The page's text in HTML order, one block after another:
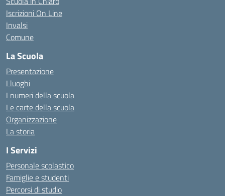
Iscrizioni On Line
Invalsi
Comune
La Scuola
Presentazione
I luoghi
I numeri della scuola
Le carte della scuola
Organizzazione
La storia
I Servizi
Personale scolastico
Famiglie e studenti
Percorsi di studio